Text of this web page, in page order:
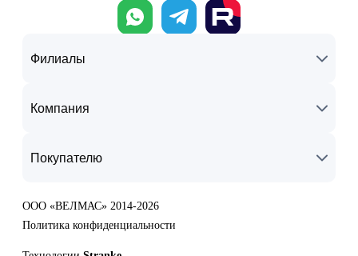
Филиалы
Компания
Покупателю
ООО «ВЕЛМАС» 2014-2026
Политика конфиденциальности